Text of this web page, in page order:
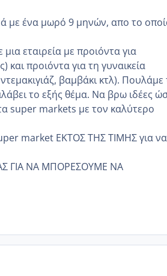
με ένα μωρό 9 μηνών, απο το
εταιρεία με προιόντα για
προιόντα για τη γυναικεία
βαμβάκι κτλ). Πουλάμε
το εξής θέμα. Να βρω ιδέες
super markets με τον καλύτερο
market ΕΚΤΟΣ ΤΗΣ ΤΙΜΗΣ για να
ΓΙΑ ΝΑ ΜΠΟΡΕΣΟΥΜΕ ΝΑ